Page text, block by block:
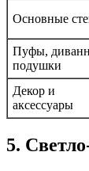
Основные
Пуфы,
подушки
Декор и
аксессуары
5.